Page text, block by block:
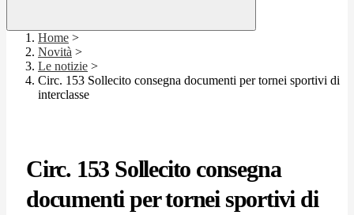
Home >
Novità >
Le notizie >
Circ. 153 Sollecito consegna documenti per tornei sportivi di
interclasse
Circ. 153 Sollecito consegna
documenti per tornei sportivi di